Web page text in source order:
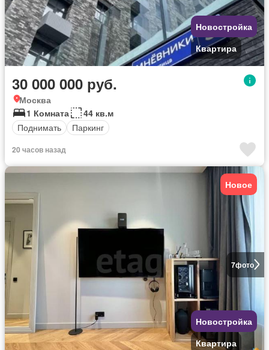
Новостройка
Квартира
30 000 000 руб.
Москва
1 Комната
44 кв.м
Поднимать
Паркинг
20 часов назад
7фото
Новое
Новостройка
Квартира